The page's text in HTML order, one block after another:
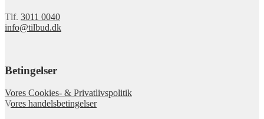
Tlf. 3011 0040
info@tilbud.dk
Betingelser
Vores Cookies- & Privatlivspolitik
Vores handelsbetingelser